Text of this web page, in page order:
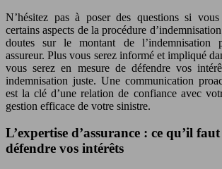
N’hésitez pas à poser des questions si
certains aspects de la procédure
doutes sur le montant de l’indemnisation
assureur. Plus vous serez informé et impliqué
vous serez en mesure de défendre vos
indemnisation juste. Une communication
est la clé d’une relation de confiance avec
gestion efficace de votre sinistre.
L’expertise d’assurance : ce qu’il
défendre vos intérêts